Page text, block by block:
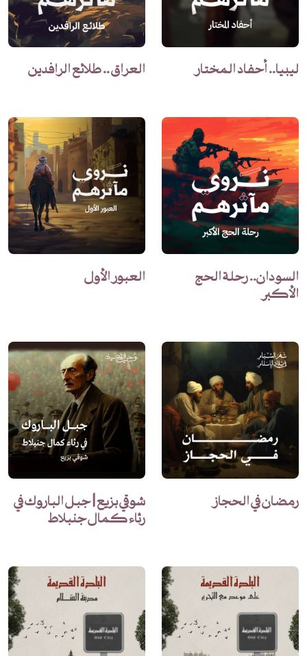
ليبيا.. أحفاد المختار العراق .. طلائع الرافدين
السودان.. رحلة الحج
الأكبر
العبور الأول
رمضان في الحجاز شوقي بزيع | جبل الباروك في
رثاء كمال جنبلاط